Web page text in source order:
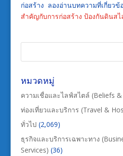
ก่อสร้าง ลองอ่านบทความที่เกี่ยวข้
สำคัญกับการก่อสร้าง ป้องกันดินสไ
หมวดหมู่
ความเชื่อและไลฟ์สไตล์ (Beliefs
ท่องเที่ยวและบริการ (Travel &
ทั่วไป (2,069)
ธุรกิจและบริการเฉพาะทาง
Services) (36)